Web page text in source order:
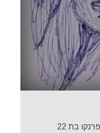
הסרט מתעד את חייה של ליחי פרנקו בת 22